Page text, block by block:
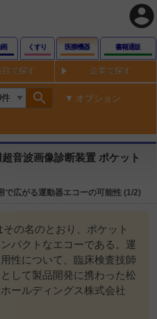
account_circle
くすり 医療機器 書籍通販
で探す 企業で探す
search オプション
音波画像診断装置 ポケット
広がる運動器エコーの可能性 (1/2)
その名のとおり、ポケット
パクトなエコーである。運
性について、臨床検査技師
して製品開発に携わった松
ールディングス株式会社